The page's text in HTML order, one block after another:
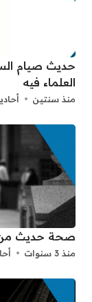
حديث صيام
العلماء فيه
منذ سنتين
صحة حديث من
منذ 3 سنوات